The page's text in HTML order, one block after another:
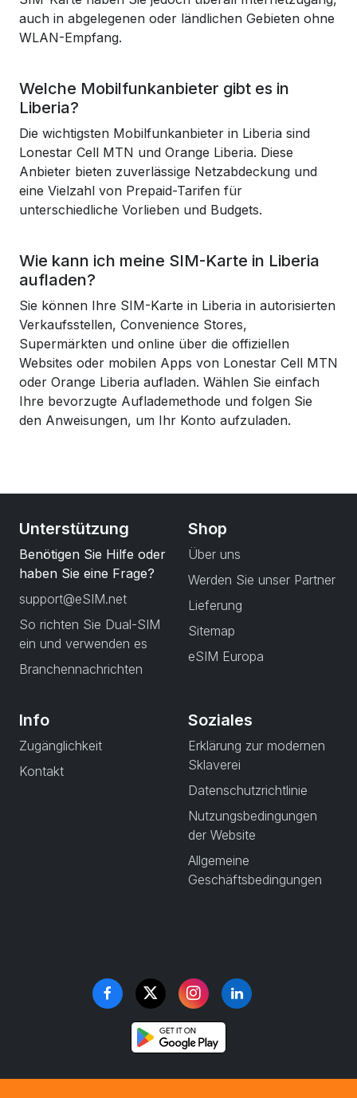
auch in abgelegenen oder ländlichen Gebieten ohne
WLAN-Empfang.
Welche Mobilfunkanbieter gibt es in
Liberia?
Die wichtigsten Mobilfunkanbieter in Liberia sind
Lonestar Cell MTN und Orange Liberia. Diese
Anbieter bieten zuverlässige Netzabdeckung und
eine Vielzahl von Prepaid-Tarifen für
unterschiedliche Vorlieben und Budgets.
Wie kann ich meine SIM-Karte in Liberia
aufladen?
Sie können Ihre SIM-Karte in Liberia in autorisierten
Verkaufsstellen, Convenience Stores,
Supermärkten und online über die offiziellen
Websites oder mobilen Apps von Lonestar Cell MTN
oder Orange Liberia aufladen. Wählen Sie einfach
Ihre bevorzugte Auflademethode und folgen Sie
den Anweisungen, um Ihr Konto aufzuladen.
Unterstützung
Benötigen Sie Hilfe oder
haben Sie eine Frage?
support@eSIM.net
So richten Sie Dual-SIM
ein und verwenden es
Branchennachrichten
Shop
Über uns
Werden Sie unser Partner
Lieferung
Sitemap
eSIM Europa
Info
Zugänglichkeit
Kontakt
Soziales
Erklärung zur modernen
Sklaverei
Datenschutzrichtlinie
Nutzungsbedingungen
der Website
Allgemeine
Geschäftsbedingungen